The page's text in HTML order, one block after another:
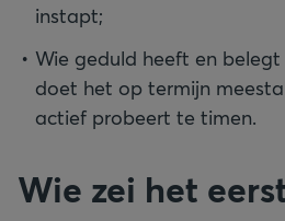
instapt;
Wie geduld heeft en
doet het op termijn
actief probeert te timen.
Wie zei het